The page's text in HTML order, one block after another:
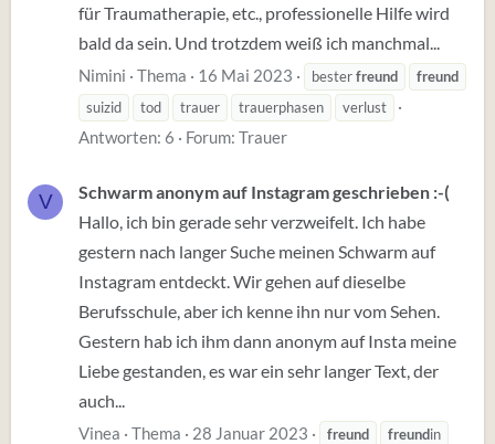
für Traumatherapie, etc., professionelle Hilfe wird
bald da sein. Und trotzdem weiß ich manchmal...
Nimini Thema 16 Mai 2023 besterfreund
freund
suizid
tod trauer trauerphasen verlust
Antworten: 6 Forum: Trauer
V
Schwarm anonym auf Instagram geschrieben :-(
Hallo, ich bin gerade sehr verzweifelt. Ich habe
gestern nach langer Suche meinen Schwarm auf
Instagram entdeckt. Wir gehen auf dieselbe
Berufsschule, aber ich kenne ihn nur vom Sehen.
Gestern hab ich ihm dann anonym auf Insta meine
Liebe gestanden, es war ein sehr langer Text, der
auch...
Vinea Thema 28 Januar 2023 freund freundin